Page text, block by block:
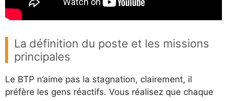
La définition du poste et les missions
principales
Le BTP n’aime pas la stagnation, clairement, il
préfère les gens réactifs. Vous réalisez que chaque